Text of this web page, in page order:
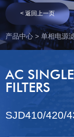
< 返回上一页
产品中心 > 单相电源
AC
FILTERS
SJD410/420/